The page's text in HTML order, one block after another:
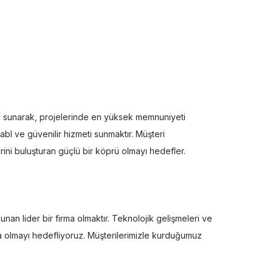
projelerinde en yüksek memnuniyeti
ve güvenilir hizmeti sunmaktır. Müşteri
buluşturan güçlü bir köprü olmayı hedefler.
lider bir firma olmaktır. Teknolojik gelişmeleri ve
hedefliyoruz. Müşterilerimizle kurduğumuz